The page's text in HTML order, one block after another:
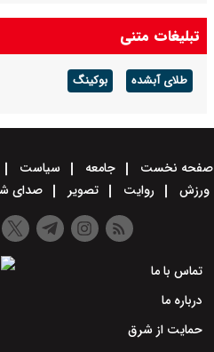
تبلیغات متنی
طلای آبشده بوکینگ
صفحه نخست جامعه سیاست
ورزش
روایت تصویر صدای
تماس با ما
درباره ما
حمایت از شرق